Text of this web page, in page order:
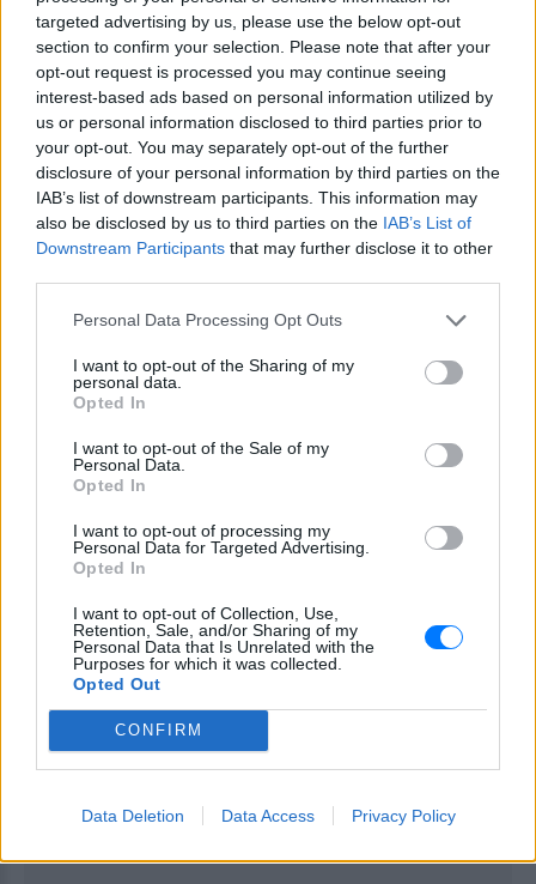
targeted advertising by us, please use the below opt-out
section to confirm your selection. Please note that after your
opt-out request is processed you may continue seeing
interest-based ads based on personal information utilized by
us or personal information disclosed to third parties prior to
your opt-out. You may separately opt-out of the further
disclosure of your personal information by third parties on the
IAB’s list of downstream participants. This information may
also be disclosed by us to third parties on the IAB’s List of
Downstream Participants that may further disclose it to other
Personal Data Processing Opt Outs
I want to opt-out of the Sharing of my
personal data.
Opted In
I want to opt-out of the Sale of my
Personal Data.
Opted In
I want to opt-out of processing my
Personal Data for Targeted Advertising.
Opted In
I want to opt-out of Collection, Use,
Retention, Sale, and/or Sharing of my
Personal Data that Is Unrelated with the
Purposes for which it was collected.
Opted Out
CONFIRM
Data Deletion Data Access Privacy Policy
χαμηλώσετε λίγο την μπάλα.
ΥΔΡΟΧΟΟΣ
Σηκωθείτε νωρίτερα και ετοιμάστε
πρωινό, κάντε ένα χαλαρωτικό μπάνιο
και μετά βγείτε έξω στην
πολυκοσμία. Το έχετε ανάγκη.
Μην αποθαρρύνεστε αν ο σύντροφός
σας έχει κακή διάθεση σήμερα.